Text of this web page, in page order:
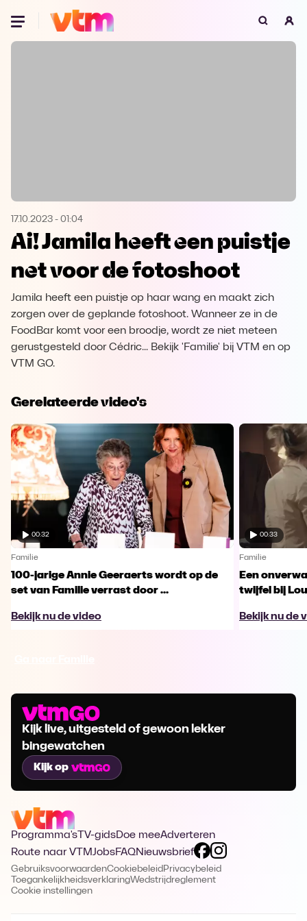
Oeps, browser niet ondersteund
Microsoft Edge Download
Opera Download
17.10.2023 - 01:04
Ai! Jamila heeft een puistje
net voor de fotoshoot
Jamila heeft een puistje op haar wang en maakt zich
zorgen over de geplande fotoshoot. Wanneer ze in de
FoodBar komt voor een broodje, wordt ze niet meteen
gerustgesteld door Cédric... Bekijk 'Familie' bij VTM en op
VTM GO.
Gerelateerde video's
00:32
Familie
100-jarige Annie Geeraerts wordt op de
set van Familie verrast door ...
Bekijk nu de video
00:33
Familie
Een
twijfel bij
Bekijk nu de
Kijk live, uitgesteld of gewoon lekker
bingewatchen
Kijk op
Programma's TV-gidsDoe meeAdverteren
Route naar VTMJobsFAQNieuwsbrief
GebruiksvoorwaardenCookiebeleid Privacybeleid
ToegankelijkheidsverklaringWedstrijdreglement
Cookie instellingen